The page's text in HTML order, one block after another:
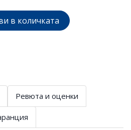
в количката
Ревюта и оценки